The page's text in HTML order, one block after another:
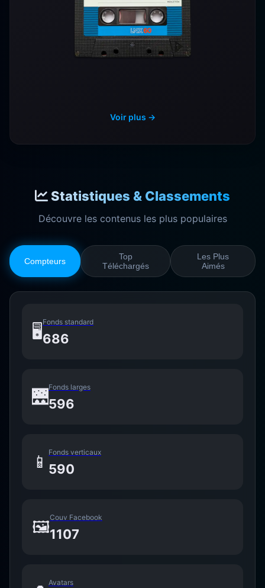
Voir plus →
Statistiques & Classements
Découvre les contenus les plus populaires
Compteurs
Top
Téléchargés
Les Plus
Aimés
🖥️ Fonds standard
686
🌉Fonds larges
596
📱 Fonds verticaux
590
🖼️Couv Facebook
1107
Avatars